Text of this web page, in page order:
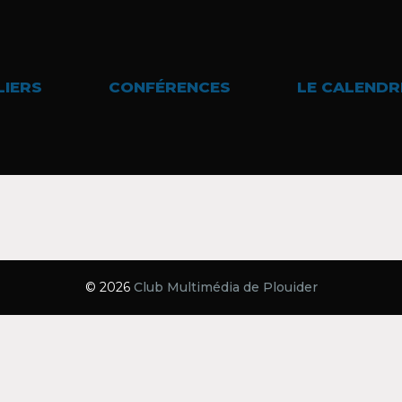
CONFÉRENCES LE
© 2026 Club Multimédia de Plouider